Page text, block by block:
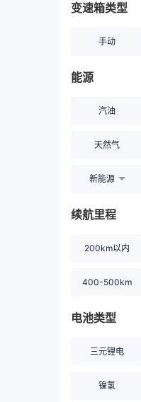
变速箱类型
手动
能源
汽油
天然气
新能源
续航里程
200km以内
400-500km
电池类型
三元锂电
镍氢